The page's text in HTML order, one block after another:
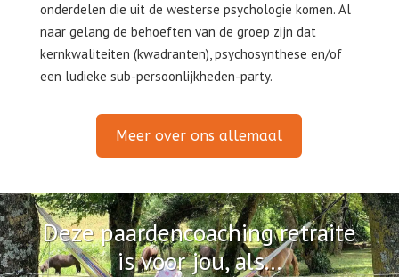
onderdelen die uit de westerse psychologie komen. Al
naar gelang de behoeften van de groep zijn dat
kernkwaliteiten (kwadranten), psychosynthese en/of
een ludieke sub-persoonlijkheden-party.
Meer over ons allemaal
Deze paardencoaching retraite
is voor jou, als...